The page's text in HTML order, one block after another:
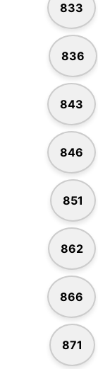
833
836
843
846
851
862
866
871